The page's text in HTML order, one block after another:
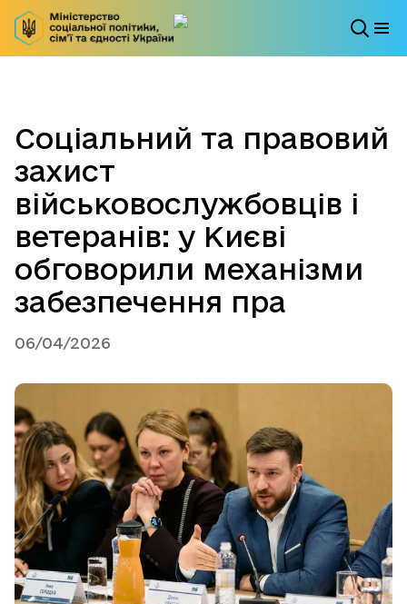
Соціальний та правовий
захист
військовослужбовців і
ветеранів: у Києві
обговорили механізми
забезпечення пра
06/04/2026